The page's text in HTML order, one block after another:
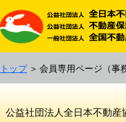
トップ 会員専用ページ （事
公益社団法人全日本不動産